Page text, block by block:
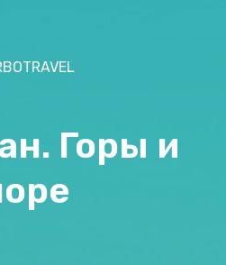
Горы и